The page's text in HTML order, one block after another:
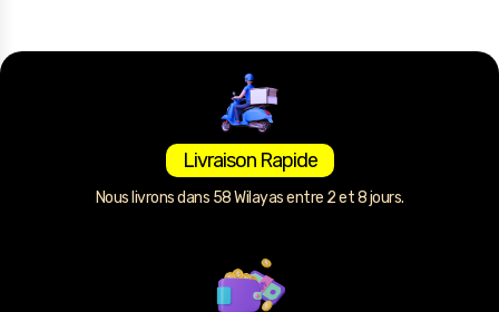
Livraison Rapide
Nous livrons dans 58 Wilayas entre 2 et 8 jours.